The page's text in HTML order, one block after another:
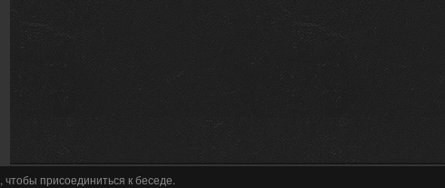
, чтобы присоединиться к беседе.